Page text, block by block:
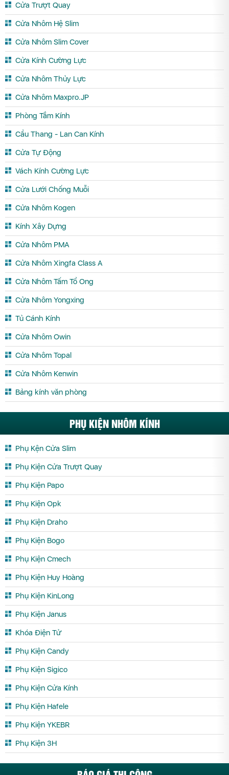
Cửa Trượt Quay
Cửa Nhôm Hệ Slim
Cửa Nhôm Slim Cover
Cửa Kính Cường Lực
Cửa Nhôm Thủy Lực
Cửa Nhôm Maxpro.JP
Phòng Tắm Kính
Cầu Thang - Lan Can Kính
Cửa Tự Động
Vách Kính Cường Lực
Cửa Lưới Chống Muỗi
Cửa Nhôm Kogen
Kính Xây Dựng
Cửa Nhôm PMA
Cửa Nhôm Xingfa Class A
Cửa Nhôm Tấm Tổ Ong
Cửa Nhôm Yongxing
Tủ Cánh Kính
Cửa Nhôm Owin
Cửa Nhôm Topal
Cửa Nhôm Kenwin
Bảng kính văn phòng
PHỤ KIỆN NHÔM KÍNH
Phụ Kện Cửa Slim
Phụ Kiện Cửa Trượt Quay
Phụ Kiện Papo
Phụ Kiện Opk
Phụ Kiện Draho
Phụ Kiện Bogo
Phụ Kiện Cmech
Phụ Kiện Huy Hoàng
Phụ Kiện KinLong
Phụ Kiện Janus
Khóa Điện Tử
Phụ Kiện Candy
Phụ Kiện Sigico
Phụ Kiện Cửa Kính
Phụ Kiện Hafele
Phụ Kiện YKEBR
Phụ Kiện 3H